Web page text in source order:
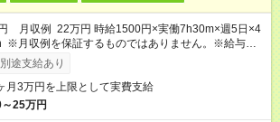
月収例 22万円 時給1500円×実働7h30m×週5日×4
※月収例を保証するものではありません。※給与即受
ス利用可（利用条件有）
途支給あり
月3万円を上限として実費支給
25万円